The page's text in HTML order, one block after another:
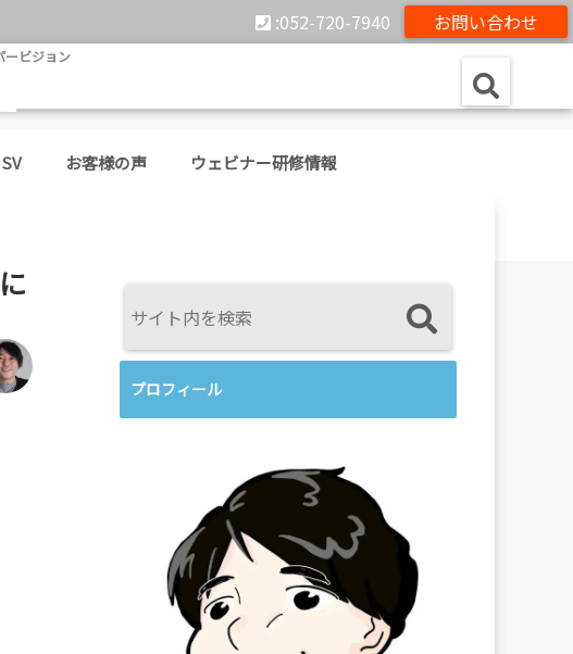
お問い合わせ
:052-720-7940
ービジョン
お客様の声 ウェビナー研修情報
プロフィール